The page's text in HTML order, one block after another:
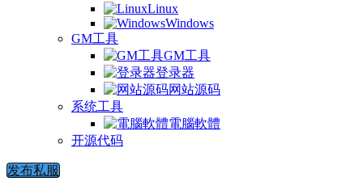
Linux
Windows
GM工具
GM工具
登录器
网站源码
系统工具
電腦軟體
开源代码
发布私服